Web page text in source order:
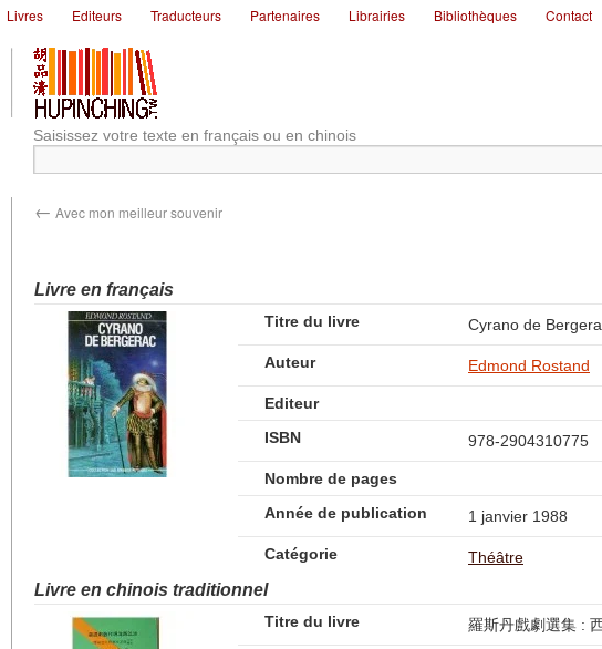
Livres Editeurs Traducteurs Partenaires Librairies Bibliothèques Contact
Saisissez votre texte en français ou en chinois
← Avec mon meilleur souvenir
Livre en français
Titre du livre Cyrano de
Auteur Edmond Rostand
Editeur
ISBN
978-2904310775
Nombre de pages
Année de publication
1 janvier 1988
Catégorie Théâtre
Livre en chinois traditionnel
Titre du livre 羅斯丹戲劇選集 :